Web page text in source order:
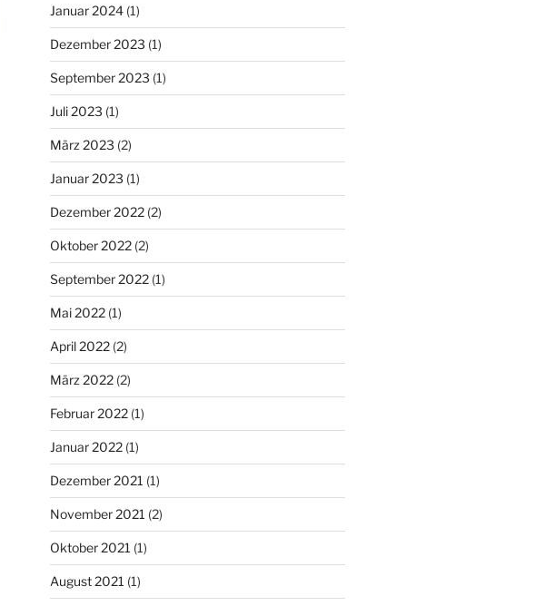
Januar 2024(1)
Dezember 2023 (1)
September 2023 (1)
Juli 2023 (1)
März 2023 (2)
Januar 2023 (1)
Dezember 2022(2)
Oktober 2022(2)
September 2022(1)
Mai 2022(1)
April 2022(2)
März 2022(2)
Februar 2022(1)
Januar 2022(1)
Dezember 2021 (1)
November 2021 (2)
Oktober 2021 (1)
August 2021 (1)